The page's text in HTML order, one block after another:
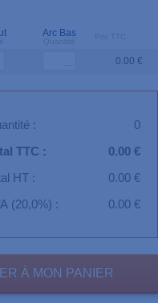
Arc Bas
0.00 €
:
0
TTC :
0.00 €
HT :
0.00 €
(20,0%) :
0.00 €